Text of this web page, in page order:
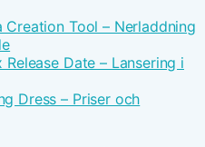
Creation Tool – Nerladdning
Release Date – Lansering i
Dress – Priser och